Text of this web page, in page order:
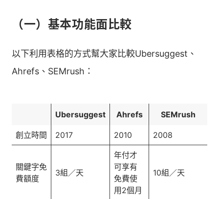
（一）基本功能面比較
以下利用表格的方式幫大家比較Ubersuggest、
Ahrefs、SEMrush：
Ubersuggest Ahrefs SEMrush
創立時間 2017 2010 2008
關鍵字免
費額度
3組／天
年付才
可享有
免費使
用2個月
10組／天